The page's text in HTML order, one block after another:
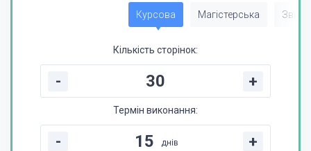
Курсова Магістерська Звіт
Кількість сторінок:
- +
Термін виконання:
- днів +